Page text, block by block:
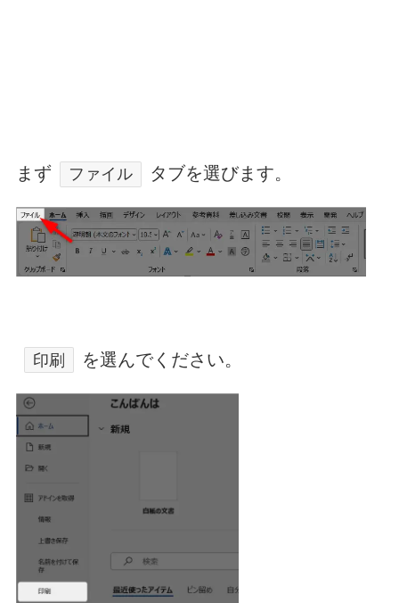
まず ファイル タブを選びます。
印刷 を選んでください。